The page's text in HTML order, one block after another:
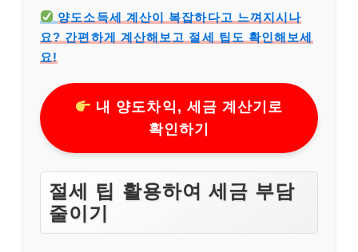
양도소득세 계산이 복잡하다고 느껴지시나
요? 간편하게 계산해보고 절세 팁도 확인해보세
요!
내 양도차익, 세금 계산기로
확인하기
절세 팁 활용하여 세금 부담
줄이기